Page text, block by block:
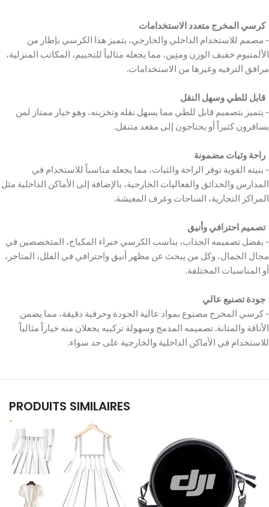
‫- مصمم للاستخدام الداخلي والخارجي، يتميز هذا الكرسي بإطار من
الألمنيوم خفيف الوزن ومتِين، مما يجعله مثالياً للتخييم، المكاتب المنزلية،
‫- يتميز بتصميم قابل للطي مما يسهل نقله وتخزينه، وهو خيار ممتاز لمن
‫- بنيته القوية توفر الراحة والثبات، مما يجعله مناسباً للاستخدام في
المدارس والحدائق والفعاليات الخارجية، بالإضافة إلى الأماكن الداخلية مثل
‫- بفضل تصميمه الجذاب، يناسب الكرسي خبراء المكياج، المتخصصين في
مجال الجمال، وكل من يبحث عن مظهر أنيق واحترافي في الفلل، المتاجر،
‫- كرسي المخرج مصنوع بمواد عالية الجودة وحرفية دقيقة، مما يضمن
الأناقة والمتانة. تصميمه المدمج وسهولة تركيبه يجعلان منه خياراً مثالياً
PRODUITS SIMILAIRES